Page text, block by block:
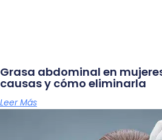
Grasa abdominal en
causas y cómo eliminarla
Leer Más